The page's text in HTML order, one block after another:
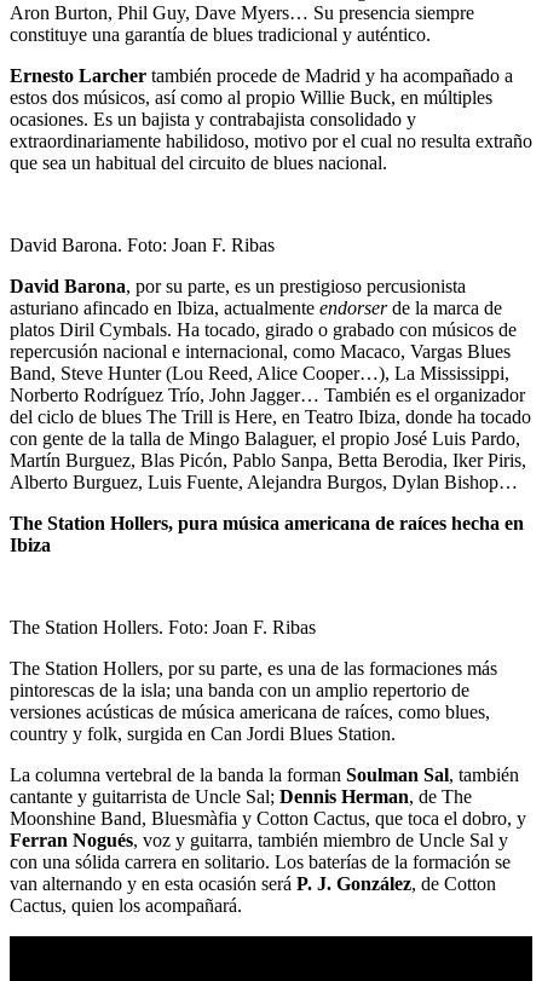
Aron Burton, Phil Guy, Dave Myers… Su presencia siempre
constituye una garantía de blues tradicional y auténtico.
Ernesto Larcher también procede de Madrid y ha acompañado a
estos dos músicos, así como al propio Willie Buck, en múltiples
ocasiones. Es un bajista y contrabajista consolidado y
extraordinariamente habilidoso, motivo por el cual no resulta extraño
que sea un habitual del circuito de blues nacional.
David Barona. Foto: Joan F. Ribas
David Barona, por su parte, es un prestigioso percusionista
asturiano afincado en Ibiza, actualmente endorserde la marca de
platos Diril Cymbals. Ha tocado, girado o grabado con músicos de
repercusión nacional e internacional, como Macaco, Vargas Blues
Band, Steve Hunter (Lou Reed, Alice Cooper…), La Mississippi,
Norberto Rodríguez Trío, John Jagger… También es el organizador
del ciclo de blues The Trill is Here, en Teatro Ibiza, donde ha tocado
con gente de la talla de Mingo Balaguer, el propio José Luis Pardo,
Martín Burguez, Blas Picón, Pablo Sanpa, Betta Berodia, Iker Piris,
Alberto Burguez, Luis Fuente, Alejandra Burgos, Dylan Bishop…
The Station Hollers, pura música americana de raíces hecha en
Ibiza
The Station Hollers. Foto: Joan F. Ribas
The Station Hollers, por su parte, es una de las formaciones más
pintorescas de la isla; una banda con un amplio repertorio de
versiones acústicas de música americana de raíces, como blues,
country y folk, surgida en Can Jordi Blues Station.
La columna vertebral de la banda la forman Soulman Sal, también
cantante y guitarrista de Uncle Sal; Dennis Herman, de The
Moonshine Band, Bluesmàfia y Cotton Cactus, que toca el dobro, y
Ferran Nogués, voz y guitarra, también miembro de Uncle Sal y
con una sólida carrera en solitario. Los baterías de la formación se
van alternando y en esta ocasión será P. J. González, de Cotton
Cactus, quien los acompañará.